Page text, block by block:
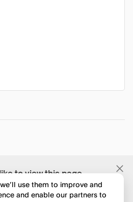
to view this page
in English?
use them to improve and
and enable our partners to